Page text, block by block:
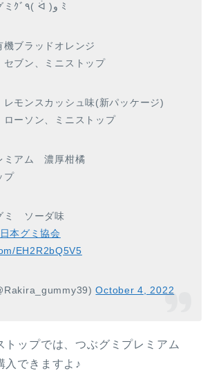
本日発売のグミｸﾞ٩( ᐛ )و ﾐ
ブラッドオレンジ
ブン、ミニストップ
モンスカッシュ味(新パッケージ)
ーソン、ミニストップ
ミアム 濃厚柑橘
プ
ミ ソーダ味
本グミ協会
EH2R2bQ5V5
October 4, 2022
トップでは、つぶグミプレミアム
入できますよ♪